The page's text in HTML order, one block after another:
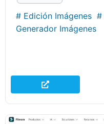
# Edición Imágenes #
Generador Imágenes